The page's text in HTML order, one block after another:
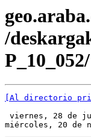
/
P_10_052/
[Al directorio
viernes, 28 de
miércoles, 20